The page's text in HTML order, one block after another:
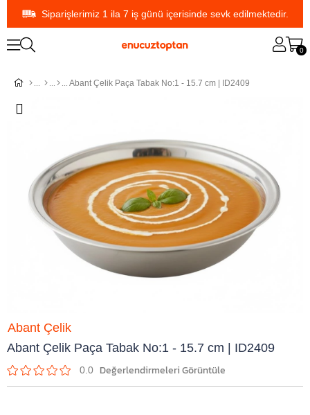
Siparişlerimiz 1 ila 7 iş günü içerisinde sevk edilmektedir.
0
Abant Çelik Paça Tabak No:1 - 15.7 cm | ID2409
Abant Çelik Paça Tabak No:1 - 15.7 cm | ID2409
0.0
Abant Çelik